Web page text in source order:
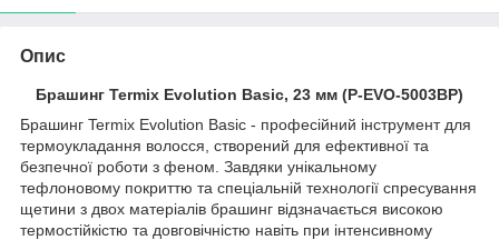
Опис
Брашинг Termix Evolution Basic, 23 мм (P-EVO-5003BP)
Брашинг Termix Evolution Basic - професійний інструмент для
термоукладання волосся, створений для ефективної та
безпечної роботи з феном. Завдяки унікальному
тефлоновому покриттю та спеціальній технології спресування
щетини з двох матеріалів брашинг відзначається високою
термостійкістю та довговічністю навіть при інтенсивному